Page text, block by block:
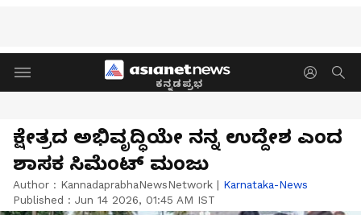
ಕನ್ನಡಪ್ರಭ
ಕ್ಷೇತ್ರದ ಅಭಿವೃದ್ಧಿಯೇ ನನ್ನ ಉದ್ದೇಶ ಎಂದ
ಶಾಸಕ ಸಿಮೆಂಟ್ ಮಂಜು
Author : KannadaprabhaNewsNetwork | Karnataka-News
Published : Jun 14 2026, 01:45 AM IST